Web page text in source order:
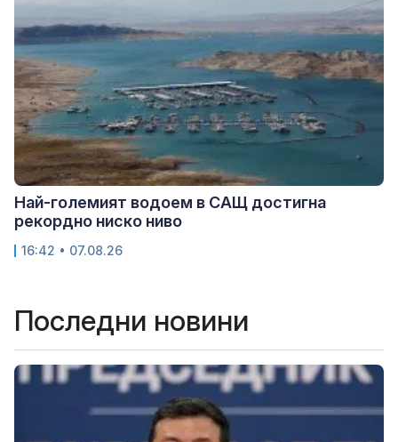
Най-големият водоем в САЩ достигна
рекордно ниско ниво
16:42 • 07.08.26
Последни новини